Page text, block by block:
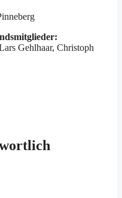
Gehlhaar, Christoph